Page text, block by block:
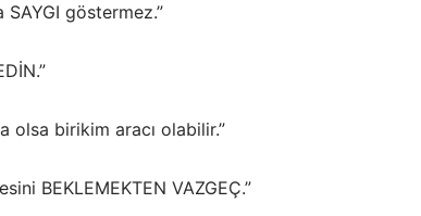
göstermez.”
olsa birikim aracı olabilir.”
BEKLEMEKTEN VAZGEÇ.”